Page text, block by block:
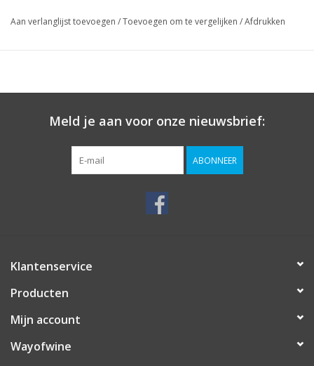
Aan verlanglijst toevoegen /Toevoegen om te vergelijken /Afdrukken
Meld je aan voor onze nieuwsbrief:
ABONNEER
Klantenservice
Producten
Mijn account
Wayofwine